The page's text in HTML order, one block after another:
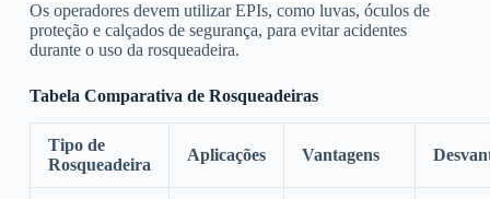
Os operadores devem utilizar EPIs, como luvas, óculos de
proteção e calçados de segurança, para evitar acidentes
durante o uso da rosqueadeira.
Tabela Comparativa de Rosqueadeiras
Tipo de
Rosqueadeira
Aplicações Vantagens